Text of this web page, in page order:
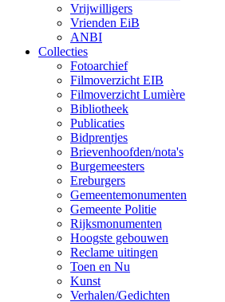
Vrijwilligers
Vrienden EiB
ANBI
Collecties
Fotoarchief
Filmoverzicht EIB
Filmoverzicht Lumière
Bibliotheek
Publicaties
Bidprentjes
Brievenhoofden/nota's
Burgemeesters
Ereburgers
Gemeentemonumenten
Gemeente Politie
Rijksmonumenten
Hoogste gebouwen
Reclame uitingen
Toen en Nu
Kunst
Verhalen/Gedichten